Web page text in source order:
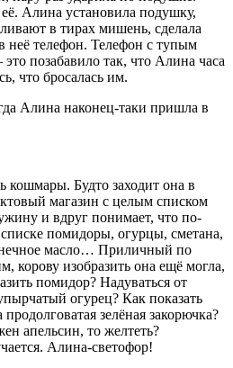
Алина установила подушку,
в тирах мишень, сделала
неё телефон. Телефон с тупым
позабавило так, что Алина часа
что бросалась им.
Алина наконец-таки пришла в
кошмары. Будто заходит она в
магазин с целым списком
и вдруг понимает, что по-
помидоры, огурцы, сметана,
масло… Приличный по
корову изобразить она ещё могла,
помидор? Надуваться от
огурец? Как показать
зелёная закорючка?
апельсин, то желтеть?
Алина-светофор!